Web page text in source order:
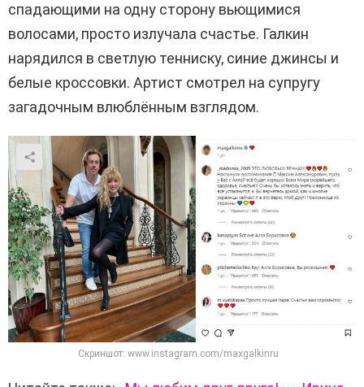
спадающими на одну сторону вьющимися
волосами, просто излучала счастье. Галкин
нарядился в светлую тенниску, синие джинсы и
белые кроссовки. Артист смотрел на супругу
загадочным влюблённым взглядом.
Скриншот: www.instagram.com/maxgalkinru